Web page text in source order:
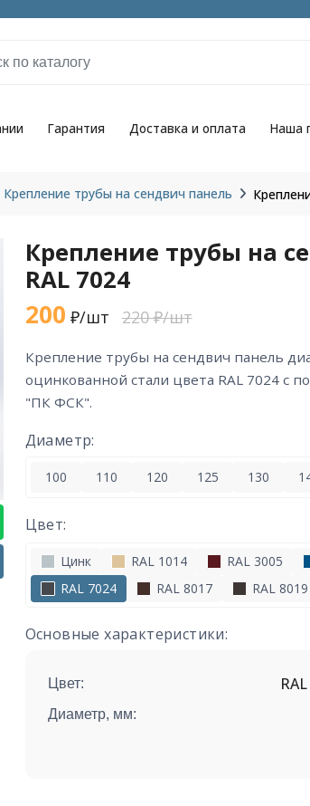
Гарантия Доставка и оплата Наша
Крепление трубы на сендвич панель
Крепление трубы на
RAL 7024
200 ₽/шт 220 ₽/шт
крепление трубы на сендвич панель диаметр 160 мм RAL 7024 из
оцинкованной стали цвета RAL 7024 с
"ПК ФСК".
Диаметр:
100 110 120 125 130
Цвет:
Цинк RAL 1014 RAL 3005
RAL 7024
RAL 8017 RAL 8019
Основные характеристики:
Цвет:
Диаметр, мм: